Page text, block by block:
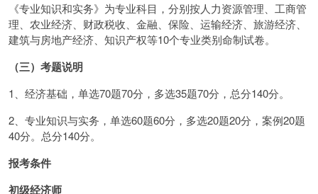
《专业知识和实务》为专业科目，分别按人力资源管理、工商管
理、农业经济、财政税收、金融、保险、运输经济、旅游经济、
建筑与房地产经济、知识产权等10个专业类别命制试卷。
（三）考题说明
1、经济基础，单选70题70分，多选35题70分，总分140分。
2、专业知识与实务，单选60题60分，多选20题20分，案例20题
40分。总分140分。
报考条件
初级经济师